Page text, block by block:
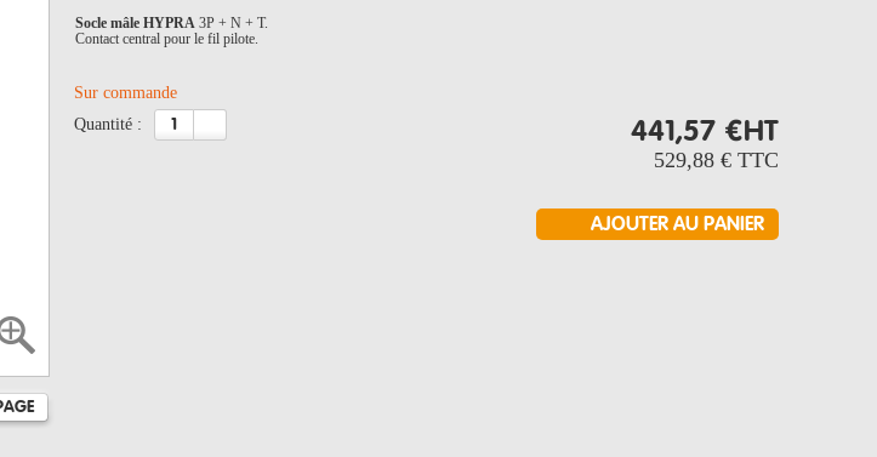
Socle mâle HYPRA 3P + N + T.
Contact central pour le fil pilote.
Sur commande
quantité :
441,57 €HT
529,88 € TTC